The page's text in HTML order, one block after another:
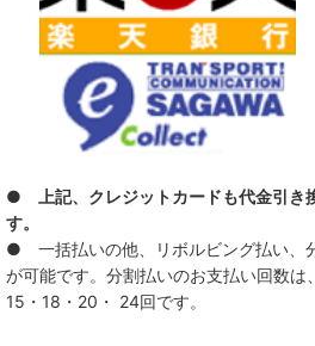
The Nation Blue
SCREAM OF THE PRESIDENTS
SUNS OWL
TEENAGE LUST.
● 上記、クレジットカードも代金引き
す。
● 一括払いの他、リボルビング払い、
が可能です。分割払いのお支払い回数は
15・18・20・ 24回です。